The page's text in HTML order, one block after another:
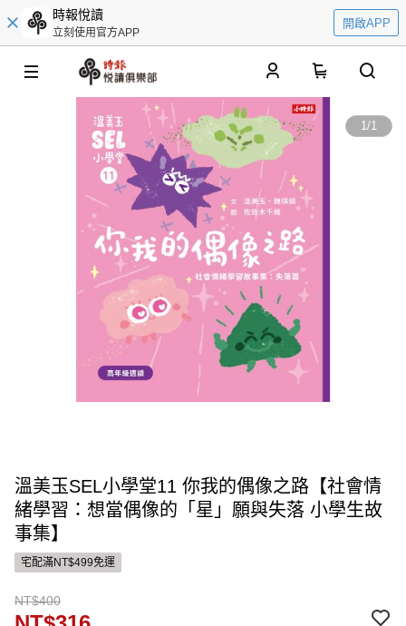
時報悅讀
立刻使用官方APP
開啟APP
1/1
溫美玉SEL小學堂11 你我的偶像之路【社會情
緒學習：想當偶像的「星」願與失落 小學生故
事集】
宅配滿NT$499免運
NT$400